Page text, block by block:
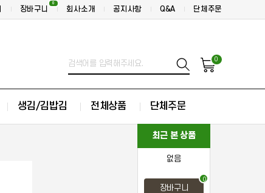
최근 본 상품
없음
장바구니
0
장바구니
0
회사소개 공지사항 Q&A 단체주문
0
생김/김밥김 전체상품 단체주문